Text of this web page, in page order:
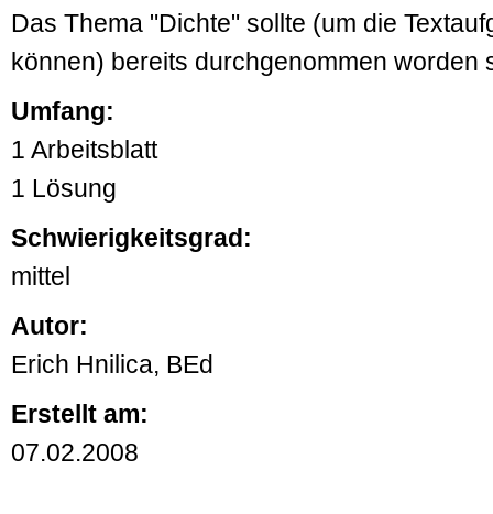
Das Thema "Dichte" sollte (um die
können) bereits durchgenommen worden
Umfang:
1 Arbeitsblatt
1 Lösung
Schwierigkeitsgrad:
mittel
Autor:
Erich Hnilica, BEd
Erstellt am:
07.02.2008